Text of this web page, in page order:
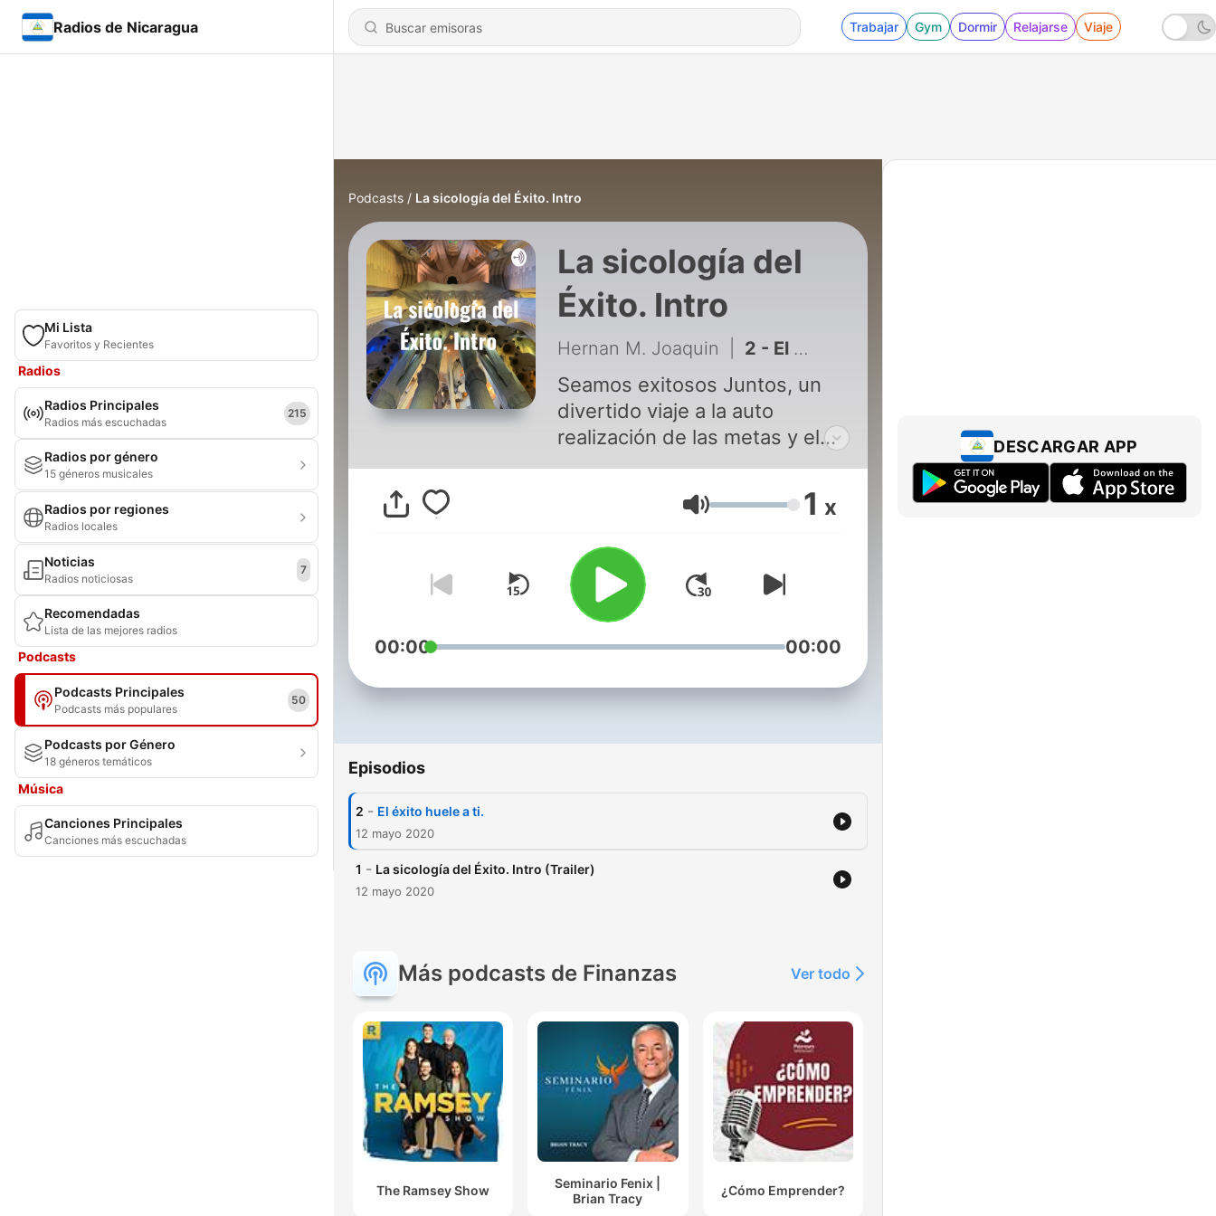
Radios de Nicaragua Trabajar Gym Dormir Relajarse Viaje
Mi Lista
Favoritos y Recientes
Radios
Radios Principales
Radios más escuchadas
215
Radios por género
15 géneros musicales
Radios por regiones
Radios locales
Noticias
Radios noticiosas
7
Recomendadas
Lista de las mejores radios
Podcasts
Podcasts Principales
Podcasts más populares
50
Podcasts por Género
18 géneros temáticos
Música
Canciones Principales
Canciones más escuchadas
Podcasts La sicología del Éxito. Intro
La sicología del
Éxito. Intro
Hernan M. Joaquin 2 - El éxito huele a ti.
Seamos exitosos Juntos, un
divertido viaje a la auto
realización de las metas y el
bienestar personal.
Volumen 1 x
00:00 00:00
Episodios
2 - El éxito huele a ti.
12 mayo 2020
1 - La sicología del Éxito. Intro (Trailer)
12 mayo 2020
Más podcasts de Finanzas Ver todo
The Ramsey Show
Seminario Fenix |
Brian Tracy
¿Cómo Emprender?
DESCARGAR APP